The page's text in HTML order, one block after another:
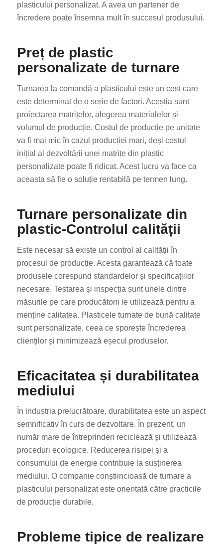
plasticului personalizat. A avea un partener de
încredere poate însemna mult în succesul produsului.
Preț de plastic
personalizate de turnare
Turnarea la comandă a plasticului este un cost care
este determinat de o serie de factori. Aceștia sunt
proiectarea matrițelor, alegerea materialelor și
volumul de producție. Costul de producție pe unitate
va fi mai mic în cazul producției mari, deși costul
inițial al dezvoltării unei matrițe din plastic
personalizate poate fi ridicat. Acest lucru va face ca
aceasta să fie o soluție rentabilă pe termen lung.
Turnare personalizate din
plastic-Controlul calității
Este necesar să existe un control al calității în
procesul de producție. Acesta garantează că toate
produsele corespund standardelor și specificațiilor
necesare. Testarea și inspecția sunt unele dintre
măsurile pe care producătorii le utilizează pentru a
menține calitatea. Plasticele turnate de bună calitate
sunt personalizate, ceea ce sporește încrederea
clienților și minimizează eșecul produselor.
Eficacitatea și durabilitatea
mediului
În industria prelucrătoare, durabilitatea este un aspect
semnificativ în curs de dezvoltare. În prezent, un
număr mare de întreprinderi reciclează și utilizează
proceduri ecologice. Reducerea risipei și a
consumului de energie contribuie la susținerea
mediului. O companie conștiincioasă de turnare a
plasticului personalizat este orientată către practicile
de producție durabile.
Probleme tipice de realizare